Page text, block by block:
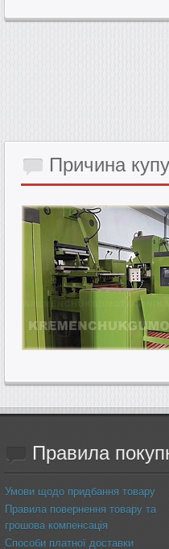
Причина
Правила
Умови щодо придбання товару
Правила повернення товару та
грошова компенсація
Способи платної доставки